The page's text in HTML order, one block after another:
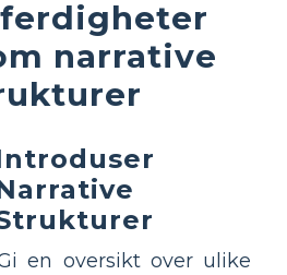
narrative
en oversikt over ulike